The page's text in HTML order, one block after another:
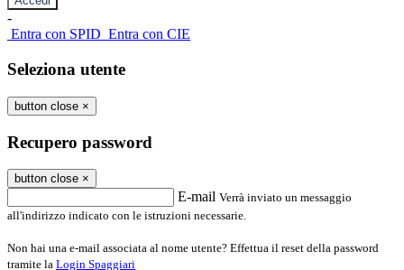
-
Entra con SPID Entra con CIE
Seleziona utente
button close ×
Recupero password
button close ×
E-mail Verrà inviato un messaggio
all'indirizzo indicato con le istruzioni necessarie.
Non hai una e-mail associata al nome utente? Effettua il reset della password
tramite la Login Spaggiari